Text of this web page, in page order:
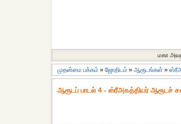
மகா
முதன்மை பக்கம் » ஜோதிடம் » ஆரூடங்கள் »
ஆரூடப் பாடல் 4 - ஸ்ரீஅகத்தியர் ஆரூடச்